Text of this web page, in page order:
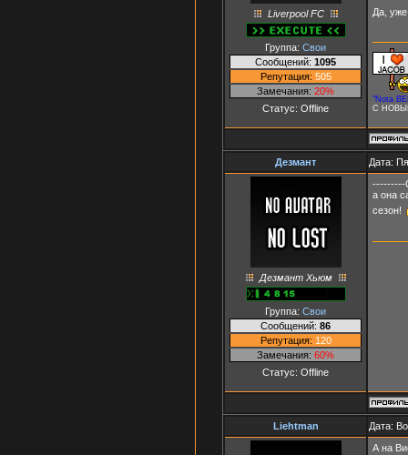
Liverpool FC
Группа: Свои
Сообщений: 1095
Репутация: 505
Замечания: 20%
Статус: Offline
Да,
"Nota
С
Дезмант Дата:
Дезмант Хьюм
Группа: Свои
Сообщений: 86
Репутация: 120
Замечания: 60%
Статус: Offline
---------
а она
сезон!
Liehtman
Дата:
А на